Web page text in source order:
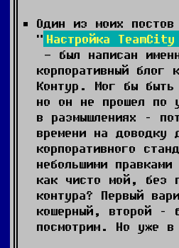
Один из моих
" Настройка
- был написан
корпоративный блог
Контур. Мог бы быть
но он не прошел по
в размышлениях –
времени на доводку
корпоративного
небольшими
как чисто мой, без
контура? Первый
кошерный, второй –
посмотрим. Но уже